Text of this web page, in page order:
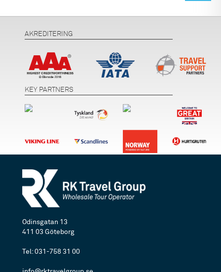
AKREDITERING
KEY PARTNERS
Odinsgatan 13
411 03 Göteborg
Tel: 031-758 31 00